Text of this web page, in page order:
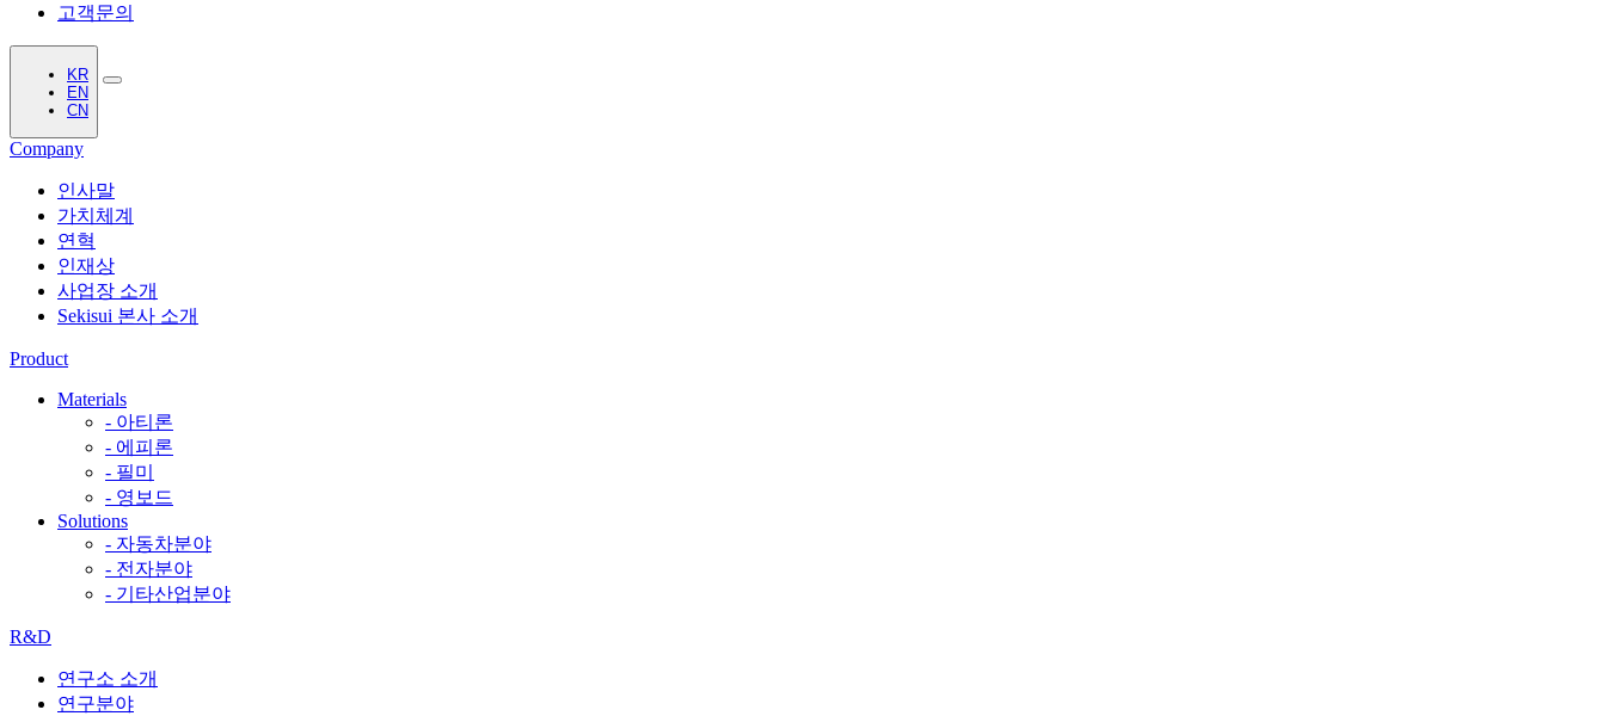
고객문의
KR
EN
CN
Company
인사말
가치체계
연혁
인재상
사업장 소개
Sekisui 본사 소개
Product
Materials
- 아티론
- 에피론
- 필미
- 영보드
Solutions
- 자동차분야
- 전자분야
- 기타산업분야
R&D
연구소 소개
연구분야